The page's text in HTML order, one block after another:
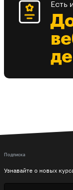
Есть
Подписка
Узнавайте о новых